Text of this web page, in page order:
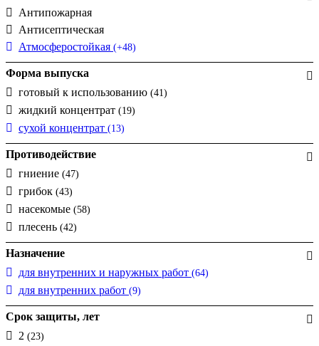
Антипожарная
Антисептическая
Атмосферостойкая (+48)
Форма выпуска
готовый к использованию (41)
жидкий концентрат (19)
сухой концентрат (13)
Противодействие
гниение (47)
грибок (43)
насекомые (58)
плесень (42)
Назначение
для внутренних и наружных работ (64)
для внутренних работ (9)
Срок защиты, лет
2 (23)